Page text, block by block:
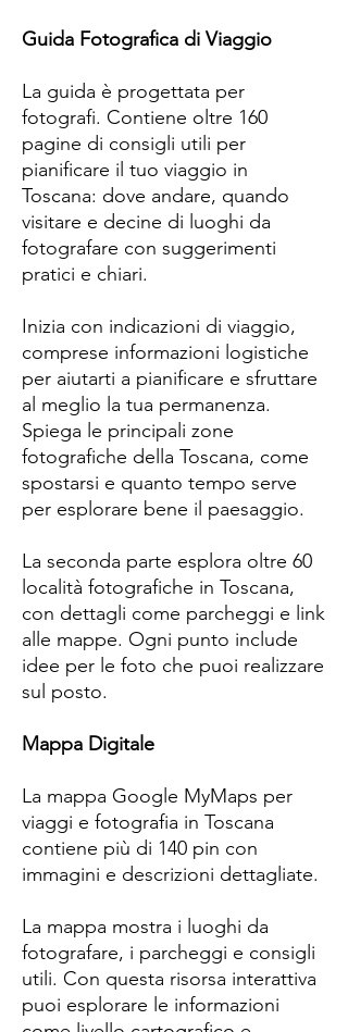
Guida Fotografica di Viaggio
La guida è progettata per
fotografi. Contiene oltre 160
pagine di consigli utili per
pianificare il tuo viaggio in
Toscana: dove andare, quando
visitare e decine di luoghi da
fotografare con suggerimenti
pratici e chiari.
Inizia con indicazioni di viaggio,
comprese informazioni logistiche
per aiutarti a pianificare e sfruttare
al meglio la tua permanenza.
Spiega le principali zone
fotografiche della Toscana, come
spostarsi e quanto tempo serve
per esplorare bene il paesaggio.
La seconda parte esplora oltre 60
località fotografiche in Toscana,
con dettagli come parcheggi e link
alle mappe. Ogni punto include
idee per le foto che puoi realizzare
sul posto.
Mappa Digitale
La mappa Google MyMaps per
viaggi e fotografia in Toscana
contiene più di 140 pin con
immagini e descrizioni dettagliate.
La mappa mostra i luoghi da
fotografare, i parcheggi e consigli
utili. Con questa risorsa interattiva
puoi esplorare le informazioni